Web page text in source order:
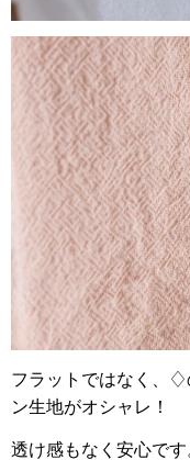
フラットではなく、♢
ン生地がオシャレ！
透け感もなく安心です